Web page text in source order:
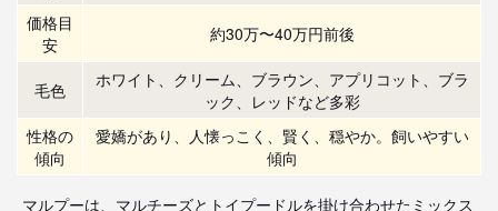
価格目
安
約30万〜40万円前後
毛色
ホワイト、クリーム、ブラウン、アプリコット、ブラ
ック、レッドなど多彩
性格の
傾向
愛嬌があり、人懐っこく、賢く、穏やか。飼いやすい
傾向
マルプーは、マルチーズとトイプードルを掛け合わせたミックス